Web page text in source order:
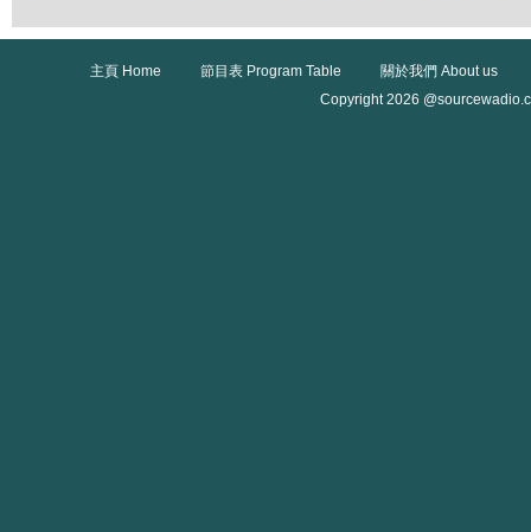
主頁 Home 節目表 Program Table
關於我們 About us
Copyright 2026